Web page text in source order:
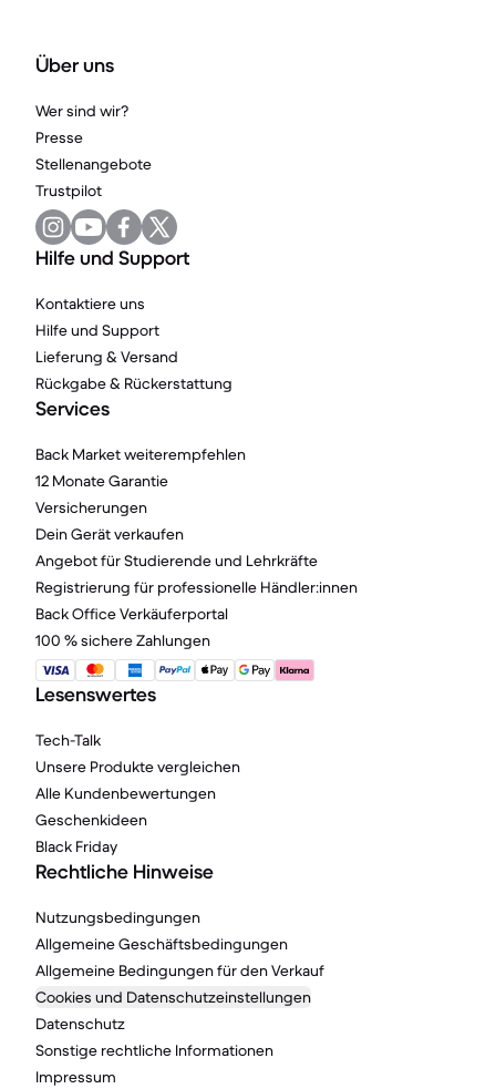
Über uns
Wer sind wir?
Presse
Stellenangebote
Trustpilot
Hilfe und Support
Kontaktiere uns
Hilfe und Support
Lieferung & Versand
Rückgabe & Rückerstattung
Services
Back Market weiterempfehlen
12 Monate Garantie
Versicherungen
Dein Gerät verkaufen
Angebot für Studierende und Lehrkräfte
Registrierung für professionelle Händler:innen
Back Office Verkäuferportal
100 % sichere Zahlungen
Lesenswertes
Tech-Talk
Unsere Produkte vergleichen
Alle Kundenbewertungen
Geschenkideen
Black Friday
Rechtliche Hinweise
Nutzungsbedingungen
Allgemeine Geschäftsbedingungen
Allgemeine Bedingungen für den Verkauf
Cookies und Datenschutzeinstellungen
Datenschutz
Sonstige rechtliche Informationen
Impressum